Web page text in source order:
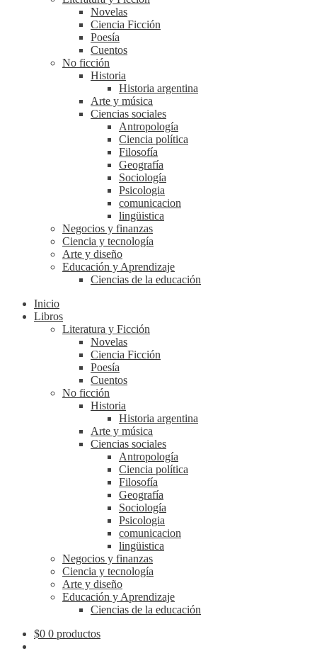
Novelas
Ciencia Ficción
Poesía
Cuentos
No ficción
Historia
Historia argentina
Arte y música
Ciencias sociales
Antropología
Ciencia política
Filosofía
Geografía
Sociología
Psicologia
comunicacion
lingüistica
Negocios y finanzas
Ciencia y tecnología
Arte y diseño
Educación y Aprendizaje
Ciencias de la educación
Inicio
Libros
Literatura y Ficción
Novelas
Ciencia Ficción
Poesía
Cuentos
No ficción
Historia
Historia argentina
Arte y música
Ciencias sociales
Antropología
Ciencia política
Filosofía
Geografía
Sociología
Psicologia
comunicacion
lingüistica
Negocios y finanzas
Ciencia y tecnología
Arte y diseño
Educación y Aprendizaje
Ciencias de la educación
$0 0 productos